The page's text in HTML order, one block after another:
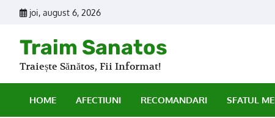
joi, august 6, 2026
Traim Sanatos
Traiește Sănătos, Fii Informat!
HOME AFECTIUNI RECOMANDARI SFATUL